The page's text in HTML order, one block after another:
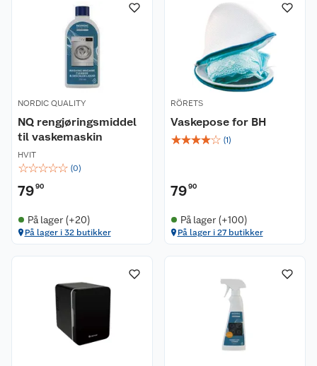
NORDIC QUALITY
NQ rengjøringsmiddel
til vaskemaskin
HVIT
☆☆☆☆☆ (0)
7990
På lager (+20)
På lager i 32 butikker
RÖRETS
Vaskepose for BH
☆☆☆☆☆ (1)
7990
På lager (+100)
På lager i 27 butikker